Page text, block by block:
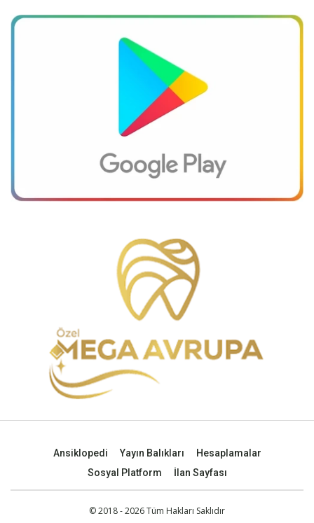
Ansiklopedi Yayın Balıkları
Hesaplamalar
Sosyal Platform
İlan Sayfası
© 2018 - 2026 Tüm Hakları Saklıdır